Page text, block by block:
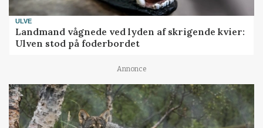
ULVE
Landmand vågnede ved lyden af skrigende kvier:
Ulven stod på foderbordet
Annonce